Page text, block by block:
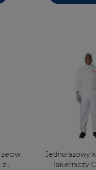
z
Jednorazowy
lakierniczy